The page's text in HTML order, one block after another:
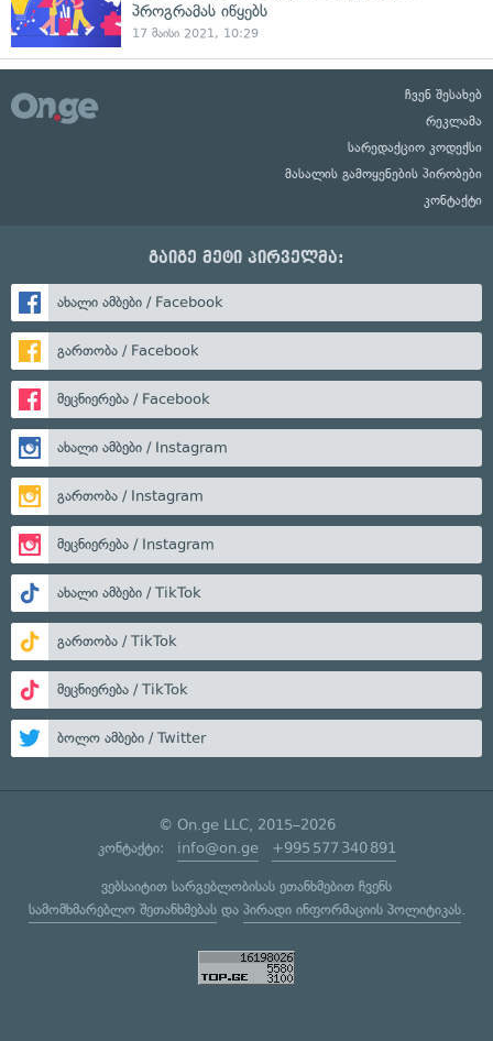
პროგრამას იწყებს
17 მაისი 2021, 10:29
ჩვენ შესახებ
რეკლამა
სარედაქციო კოდექსი
მასალის გამოყენების პირობები
კონტაქტი
გაიგე მეტი პირველმა:
ახალი ამბები / Facebook
გართობა / Facebook
მეცნიერება / Facebook
ახალი ამბები / Instagram
გართობა / Instagram
მეცნიერება / Instagram
ახალი ამბები / TikTok
გართობა / TikTok
მეცნიერება / TikTok
ბოლო ამბები / Twitter
© On.ge LLC, 2015–2026
კონტაქტი: info@on.ge +995 577 340 891
ვებსაიტით სარგებლობისას ეთანხმებით ჩვენს
სამომხმარებლო შეთანხმებასდა პირადი ინფორმაციის პოლიტიკას.